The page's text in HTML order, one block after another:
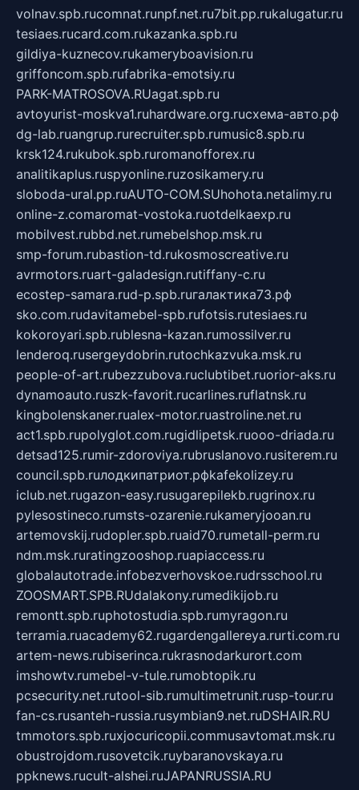
volnav.spb.rucomnat.runpf.net.ru7bit.pp.rukalugatur.ru
tesiaes.rucard.com.rukazanka.spb.ru
gildiya-kuznecov.rukameryboavision.ru
griffoncom.spb.rufabrika-emotsiy.ru
PARK-MATROSOVA.RUagat.spb.ru
avtoyurist-moskva1.ruhardware.org.ruсхема-авто.рф
dg-lab.ruangrup.rurecruiter.spb.rumusic8.spb.ru
krsk124.rukubok.spb.ruromanofforex.ru
analitikaplus.ruspyonline.ruzosikamery.ru
sloboda-ural.pp.ruAUTO-COM.SUhohota.netalimy.ru
online-z.comaromat-vostoka.ruotdelkaexp.ru
mobilvest.rubbd.net.rumebelshop.msk.ru
smp-forum.rubastion-td.rukosmoscreative.ru
avrmotors.ruart-galadesign.rutiffany-c.ru
ecostep-samara.rud-p.spb.ruгалактика73.рф
sko.com.rudavitamebel-spb.rufotsis.rutesiaes.ru
kokoroyari.spb.rublesna-kazan.rumossilver.ru
lenderoq.rusergeydobrin.rutochkazvuka.msk.ru
people-of-art.rubezzubova.ruclubtibet.ruorior-aks.ru
dynamoauto.ruszk-favorit.rucarlines.ruflatnsk.ru
kingbolenskaner.rualex-motor.ruastroline.net.ru
act1.spb.rupolyglot.com.rugidlipetsk.ruooo-driada.ru
detsad125.rumir-zdoroviya.rubruslanovo.rusiterem.ru
council.spb.ruлодкипатриот.рфkafekolizey.ru
iclub.net.rugazon-easy.rusugarepilekb.rugrinox.ru
pylesostineco.rumsts-ozarenie.rukameryjooan.ru
artemovskij.rudopler.spb.ruaid70.rumetall-perm.ru
ndm.msk.ruratingzooshop.ruapiaccess.ru
globalautotrade.infobezverhovskoe.rudrsschool.ru
ZOOSMART.SPB.RUdalakony.rumedikijob.ru
remontt.spb.ruphotostudia.spb.rumyragon.ru
terramia.ruacademy62.rugardengallereya.rurti.com.ru
artem-news.rubiserinca.rukrasnodarkurort.com
imshowtv.rumebel-v-tule.rumobtopik.ru
pcsecurity.net.rutool-sib.rumultimetrunit.rusp-tour.ru
fan-cs.rusanteh-russia.rusymbian9.net.ruDSHAIR.RU
tmmotors.spb.ruxjocuricopii.commusavtomat.msk.ru
obustrojdom.rusovetcik.ruybaranovskaya.ru
ppknews.rucult-alshei.ruJAPANRUSSIA.RU